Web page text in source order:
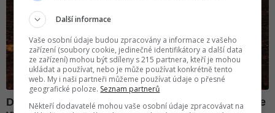
Další informace
Vaše osobní údaje budou zpracovány a informace z vašeho
zařízení (soubory cookie, jedinečné identifikátory a další data
ze zařízení) mohou být sdíleny s 215 partnera, kteří je mohou
ukládat a používat, nebo je může používat konkrétně tento
web. My i naši partneři můžeme používat údaje o přesné
geografické poloze. Seznam partnerů
Někteří dodavatelé mohou vaše osobní údaje zpracovávat na